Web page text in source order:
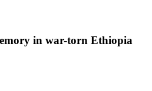
in war-torn Ethiopia